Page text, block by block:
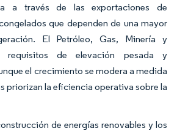
a través de las exportaciones de
que dependen de una mayor
El Petróleo, Gas, Minería y
requisitos de elevación pesada y
el crecimiento se modera a medida
priorizan la eficiencia operativa sobre la
de energías renovables y los